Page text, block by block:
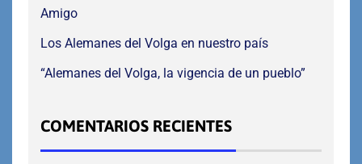
Amigo
Los Alemanes del Volga en nuestro país
“Alemanes del Volga, la vigencia de un pueblo”
COMENTARIOS RECIENTES